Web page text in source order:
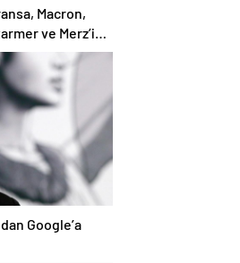
Macron,
ve Merz’in
kullandığı
yalanladı
Google’a